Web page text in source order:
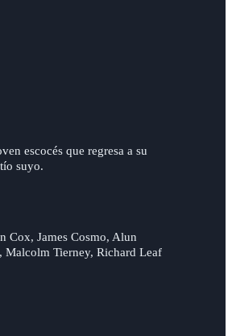
escocés que regresa a su
suyo.
Cox, James Cosmo, Alun
Malcolm Tierney, Richard Leaf